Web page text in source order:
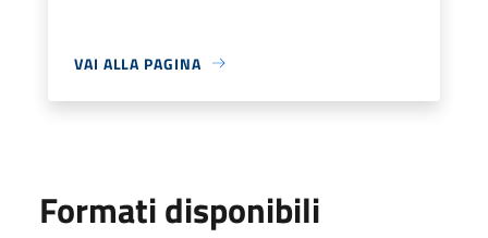
VAI ALLA PAGINA
Formati disponibili